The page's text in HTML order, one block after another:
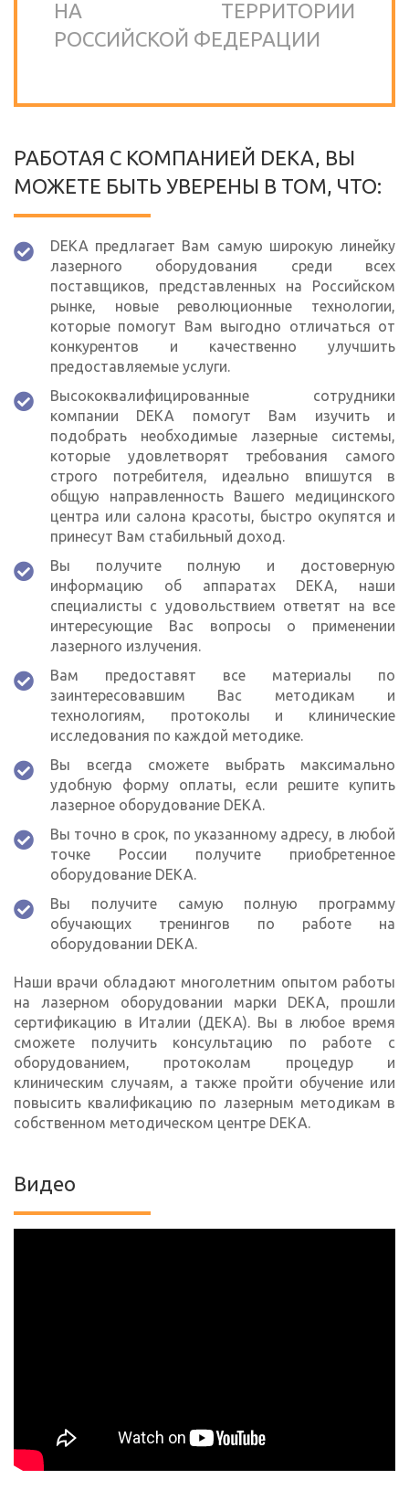
НА ТЕРРИТОРИИ
РОССИЙСКОЙ ФЕДЕРАЦИИ
РАБОТАЯ С КОМПАНИЕЙ DEKA, ВЫ
МОЖЕТЕ БЫТЬ УВЕРЕНЫ В ТОМ, ЧТО:
DEKA предлагает Вам самую широкую линейку
лазерного оборудования среди всех
поставщиков, представленных на Российском
рынке, новые революционные технологии,
которые помогут Вам выгодно отличаться от
конкурентов и качественно улучшить
предоставляемые услуги.
Высококвалифицированные сотрудники
компании DEKA помогут Вам изучить и
подобрать необходимые лазерные системы,
которые удовлетворят требования самого
строго потребителя, идеально впишутся в
общую направленность Вашего медицинского
центра или салона красоты, быстро окупятся и
принесут Вам стабильный доход.
Вы получите полную и достоверную
информацию об аппаратах DEKA, наши
специалисты с удовольствием ответят на все
интересующие Вас вопросы о применении
лазерного излучения.
Вам предоставят все материалы по
заинтересовавшим Вас методикам и
технологиям, протоколы и клинические
исследования по каждой методике.
Вы всегда сможете выбрать максимально
удобную форму оплаты, если решите купить
лазерное оборудование DEKA.
Вы точно в срок, по указанному адресу, в любой
точке России получите приобретенное
оборудование DEKA.
Вы получите самую полную программу
обучающих тренингов по работе на
оборудовании DEKA.
Наши врачи обладают многолетним опытом работы
на лазерном оборудовании марки DEKA, прошли
сертификацию в Италии (ДЕКА). Вы в любое время
сможете получить консультацию по работе с
оборудованием, протоколам процедур и
клиническим случаям, а также пройти обучение или
повысить квалификацию по лазерным методикам в
собственном методическом центре DEKA.
Видео